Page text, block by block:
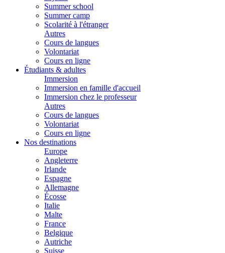
Summer school
Summer camp
Scolarité à l'étranger
Autres
Cours de langues
Volontariat
Cours en ligne
Étudiants & adultes
Immersion
Immersion en famille d'accueil
Immersion chez le professeur
Autres
Cours de langues
Volontariat
Cours en ligne
Nos destinations
Europe
Angleterre
Irlande
Espagne
Allemagne
Écosse
Italie
Malte
France
Belgique
Autriche
Suisse